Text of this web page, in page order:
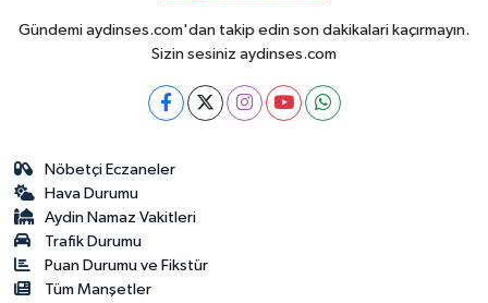
Gündemi aydinses.com'dan takip edin son dakikalari kaçırmayın.
Sizin sesiniz aydinses.com
Nöbetçi Eczaneler
Hava Durumu
Aydin Namaz Vakitleri
Trafik Durumu
Puan Durumu ve Fikstür
Tüm Manşetler